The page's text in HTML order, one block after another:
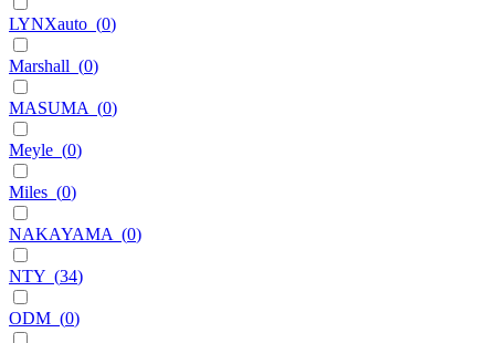
LYNXauto (0)
Marshall (0)
MASUMA (0)
Meyle (0)
Miles (0)
NAKAYAMA (0)
NTY (34)
ODM (0)